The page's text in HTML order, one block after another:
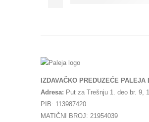
IZDAVAČKO PREDUZEĆE PALEJA
Adresa: Put za Trešnju 1. deo br. 9,
PIB: 113987420
MATIČNI BROJ: 21954039